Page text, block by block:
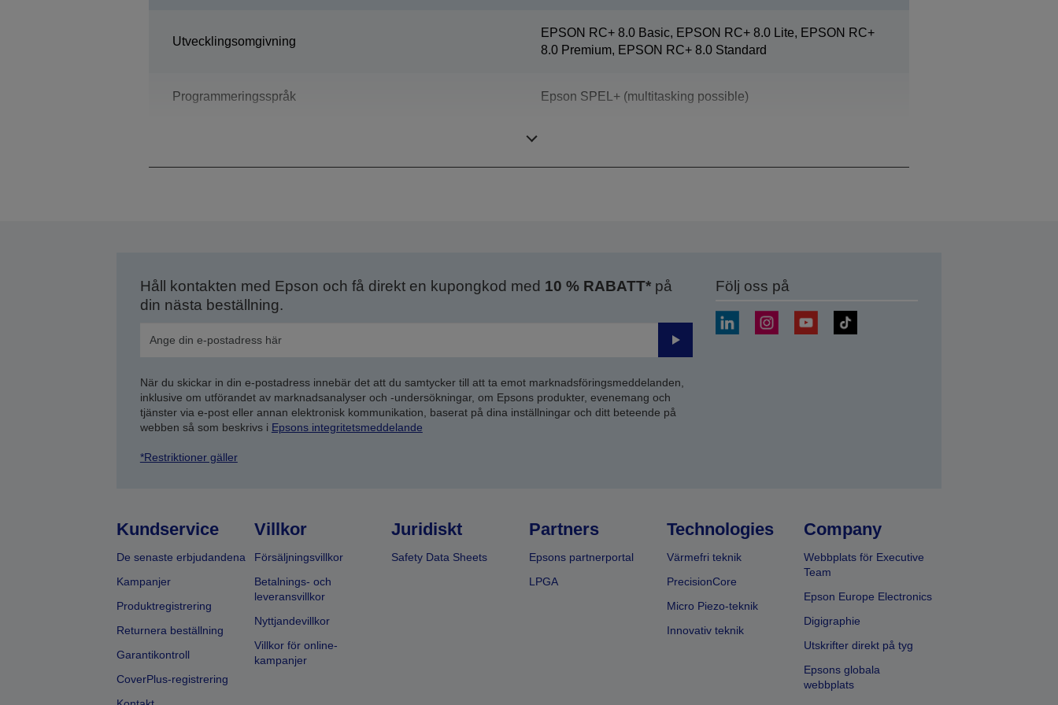
Utvecklingsomgivning
EPSON RC+ 8.0 Basic, EPSON RC+ 8.0 Lite, EPSON RC+
8.0 Premium, EPSON RC+ 8.0 Standard
Programmeringsspråk Epson SPEL+ (multitasking possible)
Håll kontakten med Epson och få direkt en kupongkod med 10 % RABATT*på
din nästa beställning.
Skicka
När du skickar in din e-postadress innebär det att du samtycker till att ta emot marknadsföringsmeddelanden,
inklusive om utförandet av marknadsanalyser och -undersökningar, om Epsons produkter, evenemang och
tjänster via e-post eller annan elektronisk kommunikation, baserat på dina inställningar och ditt beteende på
webben så som beskrivs i Epsons integritetsmeddelande
*Restriktioner gäller
Följ oss på
Kundservice
De senaste erbjudandena
Kampanjer
Produktregistrering
Returnera beställning
Garantikontroll
CoverPlus-registrering
Villkor
Försäljningsvillkor
Betalnings- och
leveransvillkor
Nyttjandevillkor
Villkor för online-
kampanjer
Juridiskt
Safety Data Sheets
Partners
Epsons partnerportal
LPGA
Technologies
Värmefri teknik
PrecisionCore
Micro Piezo-teknik
Innovativ teknik
Company
Webbplats för Executive
Team
Epson Europe Electronics
Digigraphie
Utskrifter direkt på tyg
Epsons globala
webbplats